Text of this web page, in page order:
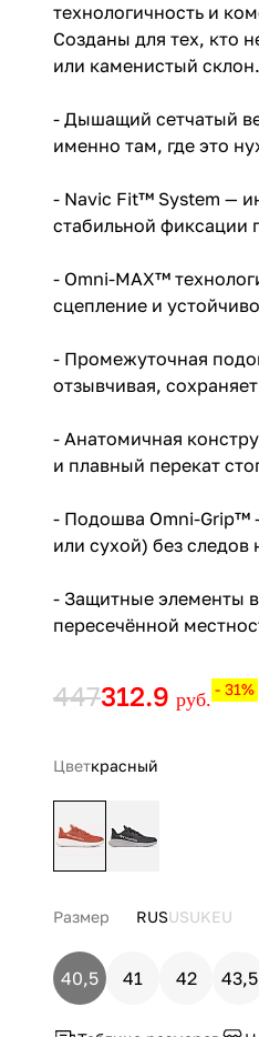
технологичность и
Созданы для тех, кто
или каменистый склон.
- Дышащий сетчатый
именно там, где это
- Navic Fit™ System —
стабильной фиксации
- Omni-MAX™
сцепление и
- Промежуточная
отзывчивая,
- Анатомичная
и плавный перекат
- Подошва Omni-Grip™
или сухой) без следов
- Защитные элементы
пересечённой
447312.9 руб. - 31%
Цветкрасный
Размер RUSUSUKEU
40,5 41 42 43,5